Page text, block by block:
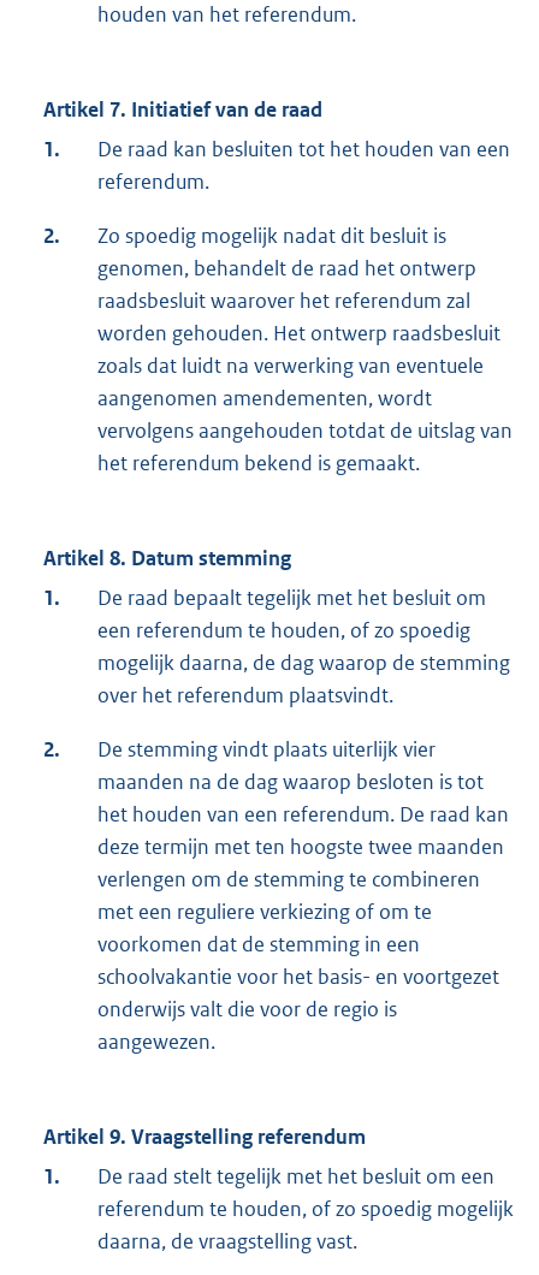
houden van het referendum.
Artikel 7. Initiatief van de raad
1.
De raad kan besluiten tot het houden van een
referendum.
2.
Zo spoedig mogelijk nadat dit besluit is
genomen, behandelt de raad het ontwerp
raadsbesluit waarover het referendum zal
worden gehouden. Het ontwerp raadsbesluit
zoals dat luidt na verwerking van eventuele
aangenomen amendementen, wordt
vervolgens aangehouden totdat de uitslag van
het referendum bekend is gemaakt.
Artikel 8. Datum stemming
1.
De raad bepaalt tegelijk met het besluit om
een referendum te houden, of zo spoedig
mogelijk daarna, de dag waarop de stemming
over het referendum plaatsvindt.
2.
De stemming vindt plaats uiterlijk vier
maanden na de dag waarop besloten is tot
het houden van een referendum. De raad kan
deze termijn met ten hoogste twee maanden
verlengen om de stemming te combineren
met een reguliere verkiezing of om te
voorkomen dat de stemming in een
schoolvakantie voor het basis- en voortgezet
onderwijs valt die voor de regio is
aangewezen.
Artikel 9. Vraagstelling referendum
1.
De raad stelt tegelijk met het besluit om een
referendum te houden, of zo spoedig mogelijk
daarna, de vraagstelling vast.